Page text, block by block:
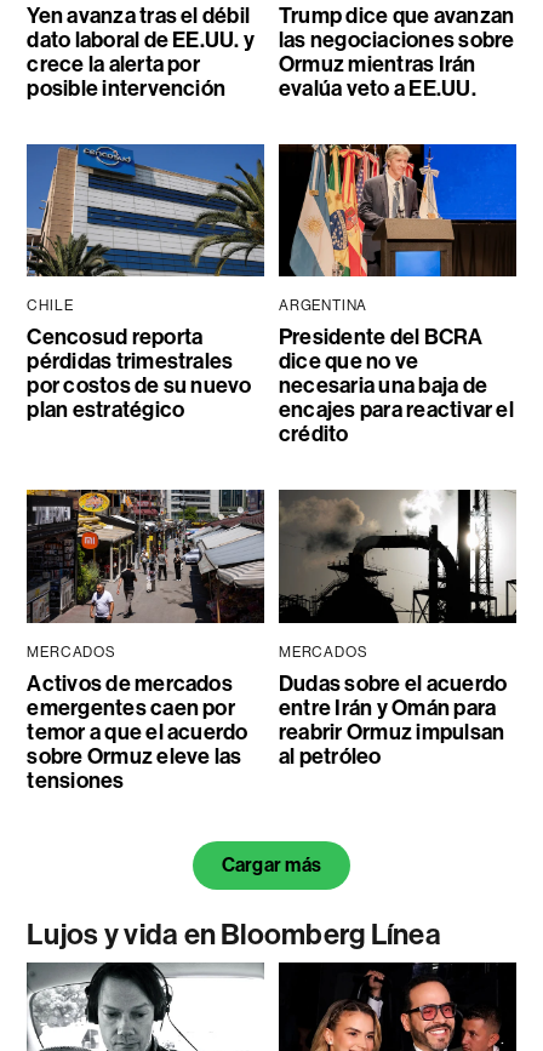
Yen avanza tras el débil
dato laboral de EE.UU. y
crece la alerta por
posible intervención
Trump dice que avanzan
las negociaciones sobre
Ormuz mientras Irán
evalúa veto a EE.UU.
CHILE
Cencosud reporta
pérdidas trimestrales
por costos de su nuevo
plan estratégico
ARGENTINA
Presidente del BCRA
dice que no ve
necesaria una baja de
encajes para reactivar el
crédito
MERCADOS
Activos de mercados
emergentes caen por
temor a que el acuerdo
sobre Ormuz eleve las
tensiones
MERCADOS
Dudas sobre el acuerdo
entre Irán y Omán para
reabrir Ormuz impulsan
al petróleo
Cargar más
Lujos y vida en Bloomberg Línea